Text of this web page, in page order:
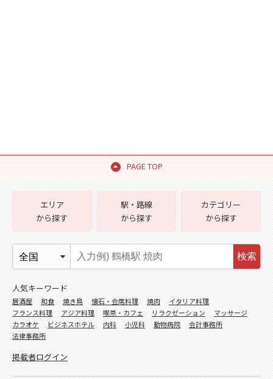
PAGE TOP
エリア
から探す
駅・路線
から探す
カテゴリー
から探す
検索
人気キーワード
居酒屋 和食 焼き鳥 懐石・会席料理 焼肉
イタリア料理
フランス料理
アジア料理 喫茶・カフェ リラクゼーション
マッサージ
カラオケ
ビジネスホテル 内科 小児科 動物病院
会計事務所
法律事務所
掲載者ログイン